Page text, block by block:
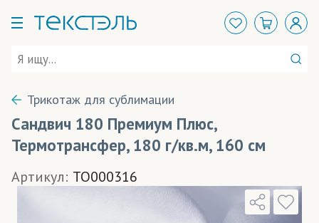
Трикотаж для сублимации
Сандвич 180 Премиум Плюс,
Термотрансфер, 180 г/кв.м, 160 см
Артикул: TO000316